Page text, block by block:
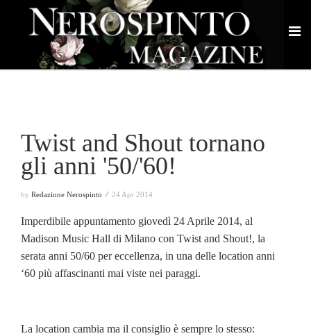
Twist and Shout tornano
gli anni '50/'60!
by Redazione Nerospinto ⁄ 24 Apr 2014
Imperdibile appuntamento giovedì 24 Aprile 2014, al
Madison Music Hall di Milano con Twist and Shout!, la
serata anni 50/60 per eccellenza, in una delle location anni
‘60 più affascinanti mai viste nei paraggi.
La location cambia ma il consiglio è sempre lo stesso: